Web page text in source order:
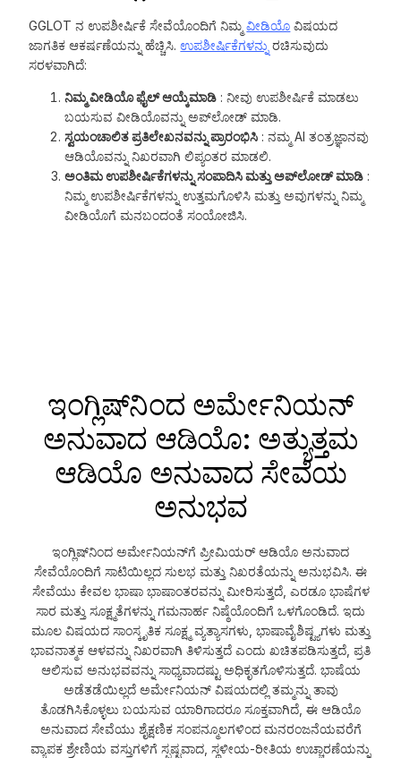
GGLOT ನ ಉಪಶೀರ್ಷಿಕೆ ಸೇವೆಯೊಂದಿಗೆ ನಿಮ್ಮವೀಡಿಯೊ ವಿಷಯದ
ಜಾಗತಿಕ ಆಕರ್ಷಣೆಯನ್ನು ಹೆಚ್ಚಿಸಿ.ಉಪಶೀರ್ಷಿಕೆಗಳನ್ನು ರಚಿಸುವುದು
ಸರಳವಾಗಿದೆ:
ನಿಮ್ಮ ವೀಡಿಯೊ ಫೈಲ್ ಆಯ್ಕೆಮಾಡಿ : ನೀವು ಉಪಶೀರ್ಷಿಕೆ ಮಾಡಲು
ಬಯಸುವ ವೀಡಿಯೊವನ್ನು ಅಪ್‌ಲೋಡ್ ಮಾಡಿ.
ಸ್ವಯಂಚಾಲಿತ ಪ್ರತಿಲೇಖನವನ್ನು ಪ್ರಾರಂಭಿಸಿ : ನಮ್ಮ AI ತಂತ್ರಜ್ಞಾನವು
ಆಡಿಯೊವನ್ನು ನಿಖರವಾಗಿ ಲಿಪ್ಯಂತರ ಮಾಡಲಿ.
ಅಂತಿಮ ಉಪಶೀರ್ಷಿಕೆಗಳನ್ನು ಸಂಪಾದಿಸಿ ಮತ್ತು ಅಪ್‌ಲೋಡ್ ಮಾಡಿ :
ನಿಮ್ಮ ಉಪಶೀರ್ಷಿಕೆಗಳನ್ನು ಉತ್ತಮಗೊಳಿಸಿ ಮತ್ತು ಅವುಗಳನ್ನು ನಿಮ್ಮ
ವೀಡಿಯೊಗೆ ಮನಬಂದಂತೆ ಸಂಯೋಜಿಸಿ.
ಇಂಗ್ಲಿಷ್‌ನಿಂದ ಅರ್ಮೇನಿಯನ್
ಅನುವಾದ ಆಡಿಯೊ: ಅತ್ಯುತ್ತಮ
ಆಡಿಯೊ ಅನುವಾದ ಸೇವೆಯ
ಅನುಭವ
ಇಂಗ್ಲಿಷ್‌ನಿಂದ ಅರ್ಮೇನಿಯನ್‌ಗೆ ಪ್ರೀಮಿಯರ್ ಆಡಿಯೊ ಅನುವಾದ
ಸೇವೆಯೊಂದಿಗೆ ಸಾಟಿಯಿಲ್ಲದ ಸುಲಭ ಮತ್ತು ನಿಖರತೆಯನ್ನು ಅನುಭವಿಸಿ. ಈ
ಸೇವೆಯು ಕೇವಲ ಭಾಷಾ ಭಾಷಾಂತರವನ್ನು ಮೀರಿಸುತ್ತದೆ, ಎರಡೂ ಭಾಷೆಗಳ
ಸಾರ ಮತ್ತು ಸೂಕ್ಷ್ಮತೆಗಳನ್ನು ಗಮನಾರ್ಹ ನಿಷ್ಠೆಯೊಂದಿಗೆ ಒಳಗೊಂಡಿದೆ. ಇದು
ಮೂಲ ವಿಷಯದ ಸಾಂಸ್ಕೃತಿಕ ಸೂಕ್ಷ್ಮ ವ್ಯತ್ಯಾಸಗಳು, ಭಾಷಾವೈಶಿಷ್ಟ್ಯಗಳು ಮತ್ತು
ಭಾವನಾತ್ಮಕ ಆಳವನ್ನು ನಿಖರವಾಗಿ ತಿಳಿಸುತ್ತದೆ ಎಂದು ಖಚಿತಪಡಿಸುತ್ತದೆ, ಪ್ರತಿ
ಆಲಿಸುವ ಅನುಭವವನ್ನು ಸಾಧ್ಯವಾದಷ್ಟು ಅಧಿಕೃತಗೊಳಿಸುತ್ತದೆ. ಭಾಷೆಯ
ಅಡೆತಡೆಯಿಲ್ಲದೆ ಅರ್ಮೇನಿಯನ್ ವಿಷಯದಲ್ಲಿ ತಮ್ಮನ್ನು ತಾವು
ತೊಡಗಿಸಿಕೊಳ್ಳಲು ಬಯಸುವ ಯಾರಿಗಾದರೂ ಸೂಕ್ತವಾಗಿದೆ, ಈ ಆಡಿಯೊ
ಅನುವಾದ ಸೇವೆಯು ಶೈಕ್ಷಣಿಕ ಸಂಪನ್ಮೂಲಗಳಿಂದ ಮನರಂಜನೆಯವರೆಗೆ
ವ್ಯಾಪಕ ಶ್ರೇಣಿಯ ವಸ್ತುಗಳಿಗೆ ಸ್ಪಷ್ಟವಾದ, ಸ್ಥಳೀಯ-ರೀತಿಯ ಉಚ್ಚಾರಣೆಯನ್ನು